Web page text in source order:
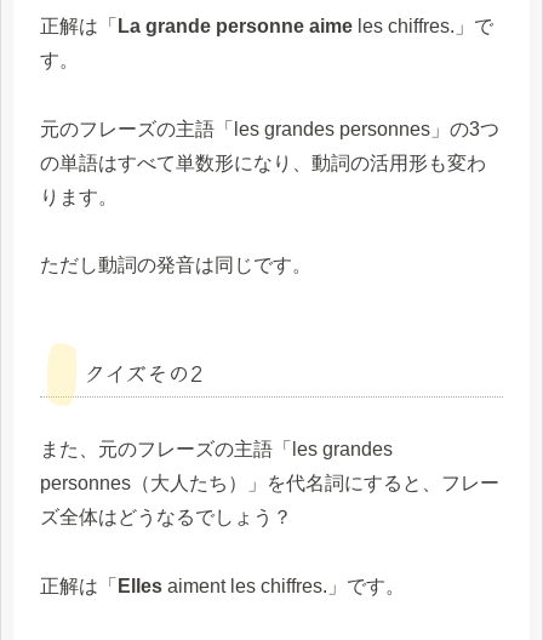
正解は「 La grande personne aime les chiffres.」で
す。
元のフレーズの主語「les grandes personnes」の3つ
の単語はすべて単数形になり、動詞の活用形も変わ
ります。
ただし動詞の発音は同じです。
クイズその2
また、元のフレーズの主語「les grandes
personnes（大人たち）」を代名詞にすると、フレー
ズ全体はどうなるでしょう？
正解は「 Elles aiment les chiffres.」です。